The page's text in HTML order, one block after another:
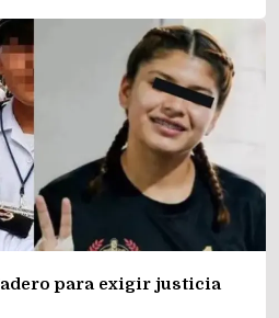
para exigir justicia